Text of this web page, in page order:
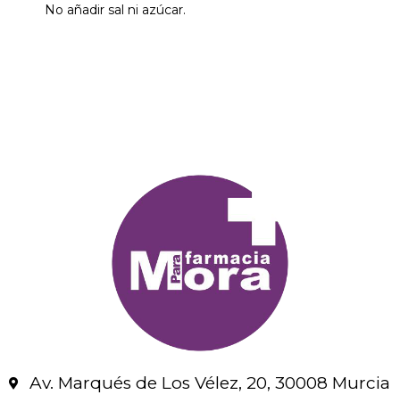
No añadir sal ni azúcar.
Av. Marqués de Los Vélez, 20, 30008 Murcia